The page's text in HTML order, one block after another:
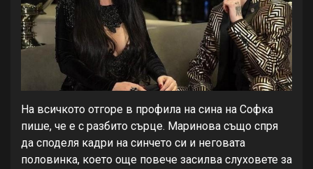
На всичкото отгоре в профила на сина на Софка
пише, че е с разбито сърце. Маринова също спря
да споделя кадри на синчето си и неговата
половинка, което още повече засилва слуховете за